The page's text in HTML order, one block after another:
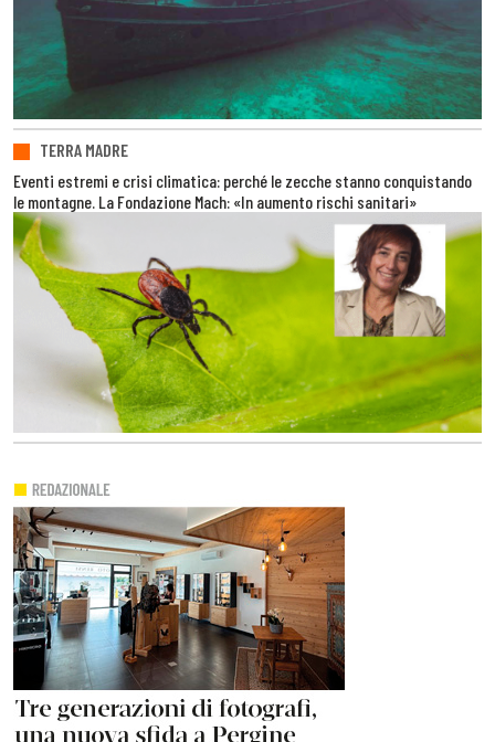
TERRA MADRE
Eventi estremi e crisi climatica: perché le zecche stanno conquistando
le montagne. La Fondazione Mach: «In aumento rischi sanitari»